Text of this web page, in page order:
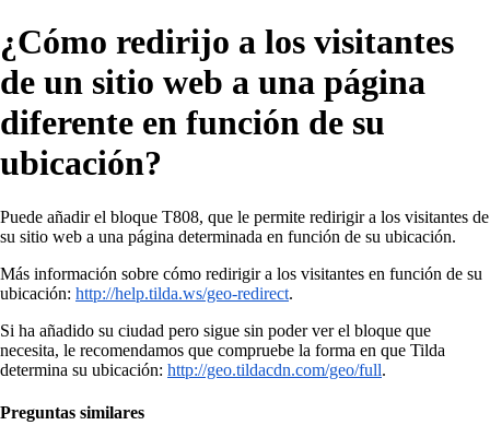
¿Cómo redirijo a los visitantes
de un sitio web a una página
diferente en función de su
ubicación?
Puede añadir el bloque T808, que le permite redirigir a los visitantes de
su sitio web a una página determinada en función de su ubicación.
Más información sobre cómo redirigir a los visitantes en función de su
ubicación: http://help.tilda.ws/geo-redirect.
Si ha añadido su ciudad pero sigue sin poder ver el bloque que
necesita, le recomendamos que compruebe la forma en que Tilda
determina su ubicación: http://geo.tildacdn.com/geo/full.
Preguntas similares